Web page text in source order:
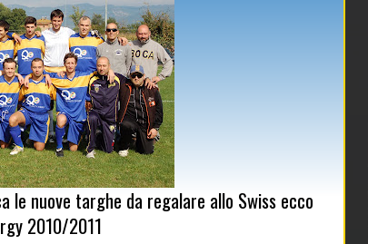
le nuove targhe da regalare allo Swiss ecco
2010/2011